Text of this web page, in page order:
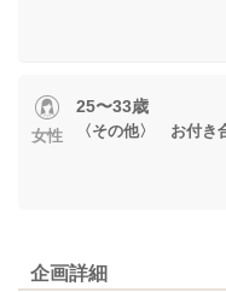
女性
25〜33歳
〈その他〉 お付き
企画詳細